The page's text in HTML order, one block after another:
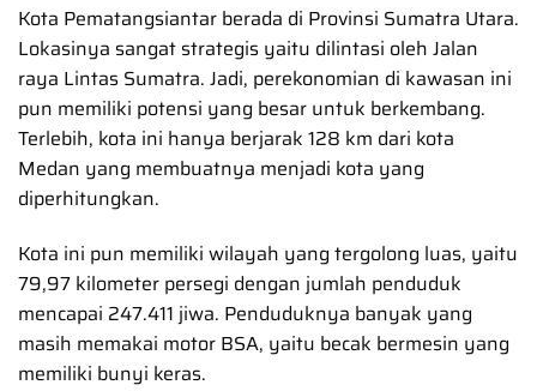
Kota Pematangsiantar berada di Provinsi Sumatra Utara.
Lokasinya sangat strategis yaitu dilintasi oleh Jalan
raya Lintas Sumatra. Jadi, perekonomian di kawasan ini
pun memiliki potensi yang besar untuk berkembang.
Terlebih, kota ini hanya berjarak 128 km dari kota
Medan yang membuatnya menjadi kota yang
diperhitungkan.
Kota ini pun memiliki wilayah yang tergolong luas, yaitu
79,97 kilometer persegi dengan jumlah penduduk
mencapai 247.411 jiwa. Penduduknya banyak yang
masih memakai motor BSA, yaitu becak bermesin yang
memiliki bunyi keras.